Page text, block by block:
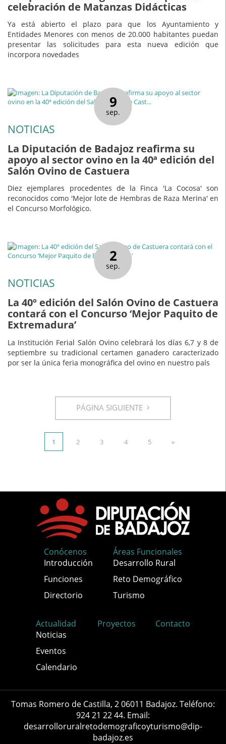
celebración de Matanzas Didácticas
Ya está abierto el plazo para que los Ayuntamiento y
Entidades Menores con menos de 20.000 habitantes puedan
presentar las solicitudes para esta nueva edición que
incorpora novedades
9
sep.
NOTICIAS
La Diputación de Badajoz reafirma su
apoyo al sector ovino en la 40ª edición del
Salón Ovino de Castuera
Diez ejemplares procedentes de la Finca 'La Cocosa' son
reconocidos como 'Mejor lote de Hembras de Raza Merina' en
el Concurso Morfológico.
2
sep.
NOTICIAS
La 40º edición del Salón Ovino de Castuera
contará con el Concurso ‘Mejor Paquito de
Extremadura’
La Institución Ferial Salón Ovino celebrará los días 6,7 y 8 de
septiembre su tradicional certamen ganadero caracterizado
por ser la única feria monográfica del ovino en nuestro país
PÁGINA SIGUIENTE
1 2 3 4 5 »
Conócenos
Introducción
Funciones
Directorio
Áreas Funcionales
Desarrollo Rural
Reto Demográfico
Turismo
Actualidad
Noticias
Eventos
Calendario
Proyectos Contacto
Tomas Romero de Castilla, 2 06011 Badajoz. Teléfono:
924 21 22 44. Email:
desarrolloruralretodemograficoyturismo@dip-
badajoz.es